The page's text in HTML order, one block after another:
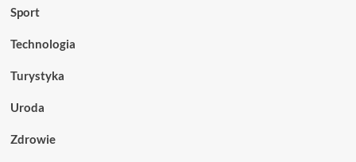
Sport
Technologia
Turystyka
Uroda
Zdrowie